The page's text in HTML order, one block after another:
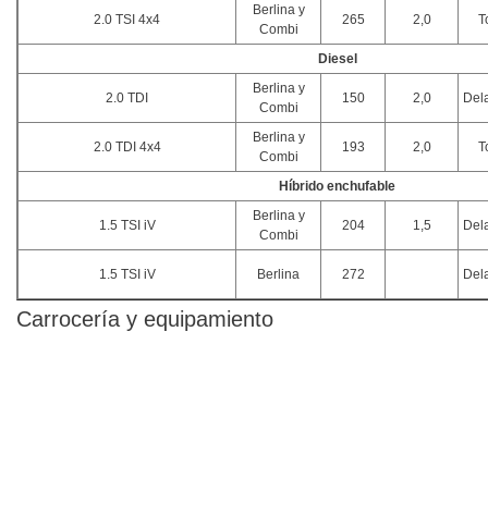
2.0 TSI 4x4
Berlina y
Combi
265 2,0
Diesel
2.0 TDI
Berlina y
Combi
150 2,0
2.0 TDI 4x4
Berlina y
Combi
193 2,0
Híbrido enchufable
1.5 TSI iV
Berlina y
Combi
204 1,5
1.5 TSI iV Berlina 272
Carrocería y equipamiento